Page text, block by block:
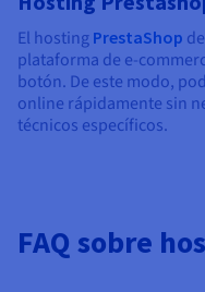
El hosting PrestaShop
plataforma de e-
botón. De este modo,
online rápidamente sin
técnicos específicos.
FAQ sobre